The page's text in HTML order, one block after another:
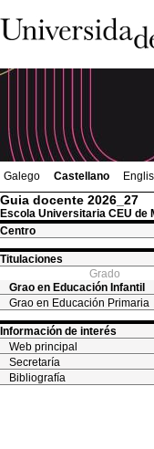
Galego Castellano
Guia docente 2026_27
Escola Universitaria CEU de
Centro
Titulaciones
Grado
Grao en Educación Infantil
Grao en Educación Primaria
Información de interés
Web principal
Secretaría
Bibliografía